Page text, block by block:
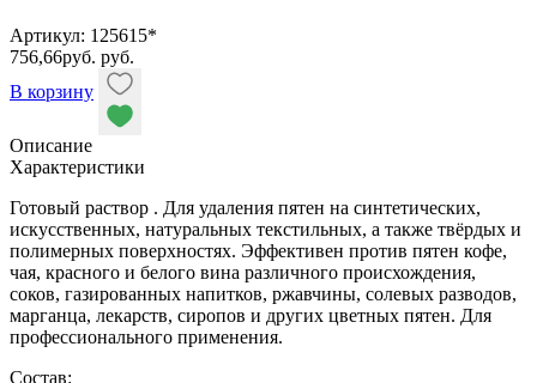
Артикул: 125615*
756,66руб. руб.
В корзину
Описание
Характеристики
Готовый раствор . Для удаления пятен на синтетических,
искусственных, натуральных текстильных, а также твёрдых и
полимерных поверхностях. Эффективен против пятен кофе,
чая, красного и белого вина различного происхождения,
соков, газированных напитков, ржавчины, солевых разводов,
марганца, лекарств, сиропов и других цветных пятен. Для
профессионального применения.
Состав: